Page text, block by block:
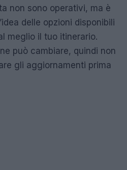
non sono operativi, ma è
delle opzioni disponibili
meglio il tuo itinerario.
può cambiare, quindi non
gli aggiornamenti prima